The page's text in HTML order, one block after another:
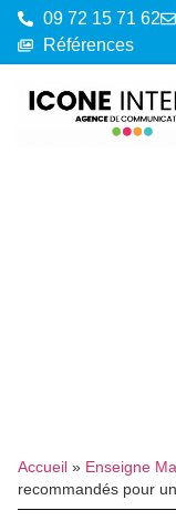
09 72 15 71 62
Références
Accueil » Enseigne
recommandés pour